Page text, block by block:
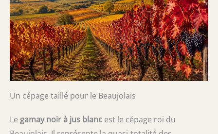
Un cépage taillé pour le Beaujolais
Le gamay noir à jus blanc est le cépage roi du